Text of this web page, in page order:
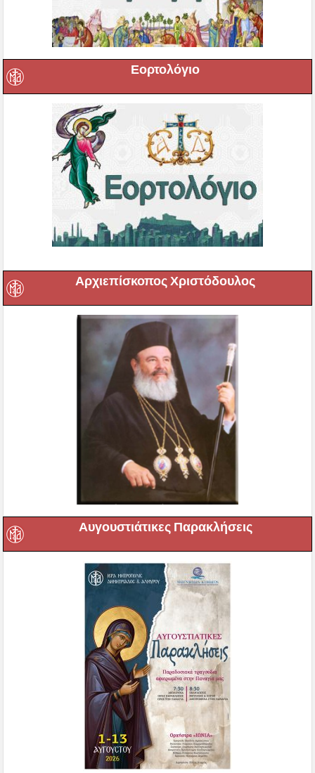
Εορτολόγιο
Αρχιεπίσκοπος Χριστόδουλος
Αυγουστιάτικες Παρακλήσεις